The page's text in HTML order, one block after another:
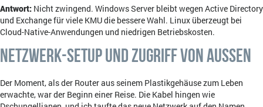
Antwort: Nicht zwingend. Windows Server bleibt wegen Active Directory
und Exchange für viele KMU die bessere Wahl. Linux überzeugt bei
Cloud-Native-Anwendungen und niedrigen Betriebskosten.
Netzwerk-Setup und Zugriff von außen
Der Moment, als der Router aus seinem Plastikgehäuse zum Leben
erwachte, war der Beginn einer Reise. Die Kabel hingen wie